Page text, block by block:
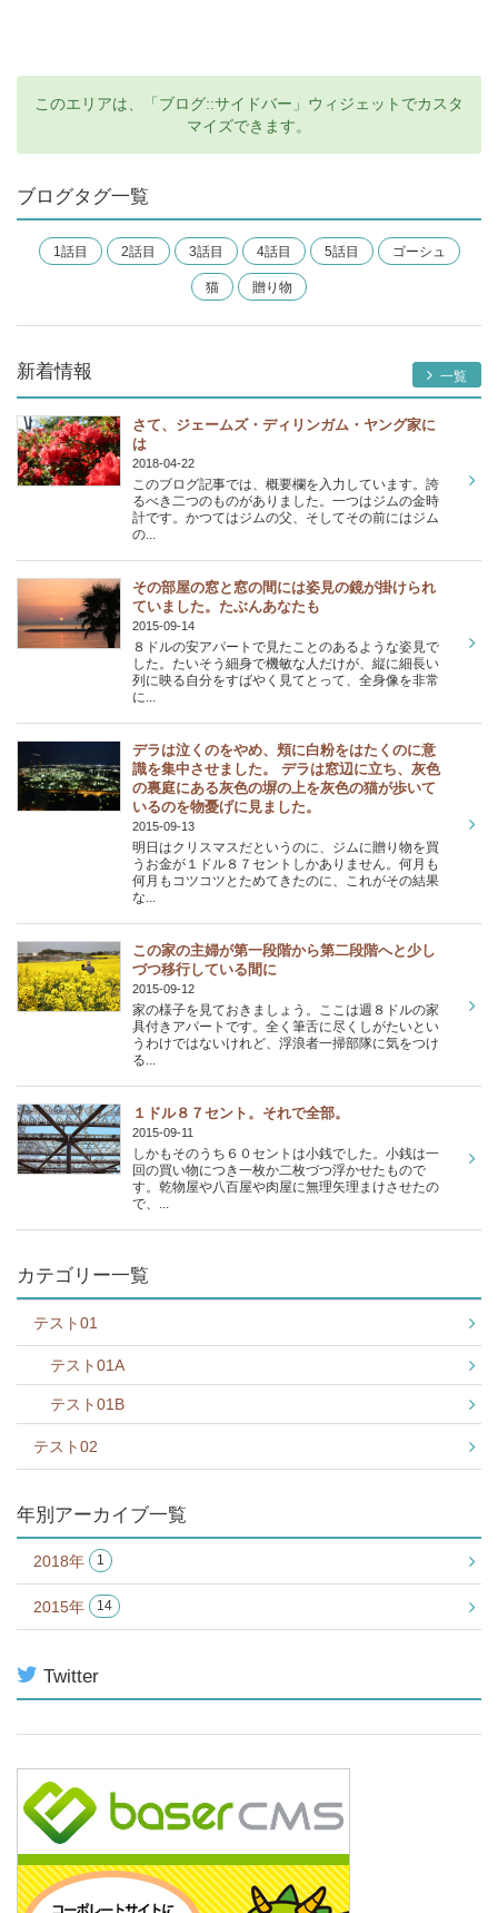
このエリアは、「ブログ::サイドバー」ウィジェットでカスタ
マイズできます。
ブログタグ一覧
1話目 2話目 3話目 4話目 5話目 ゴーシュ
猫 贈り物
新着情報 一覧
さて、ジェームズ・ディリンガム・ヤング家に
は
2018-04-22
このブログ記事では、概要欄を入力しています。誇
るべき二つのものがありました。一つはジムの金時
計です。かつてはジムの父、そしてその前にはジム
の...
その部屋の窓と窓の間には姿見の鏡が掛けられ
ていました。たぶんあなたも
2015-09-14
８ドルの安アパートで見たことのあるような姿見で
した。たいそう細身で機敏な人だけが、縦に細長い
列に映る自分をすばやく見てとって、全身像を非常
に...
デラは泣くのをやめ、頬に白粉をはたくのに意
識を集中させました。 デラは窓辺に立ち、灰色
の裏庭にある灰色の塀の上を灰色の猫が歩いて
いるのを物憂げに見ました。
2015-09-13
明日はクリスマスだというのに、ジムに贈り物を買
うお金が１ドル８７セントしかありません。何月も
何月もコツコツとためてきたのに、これがその結果
な...
この家の主婦が第一段階から第二段階へと少し
づつ移行している間に
2015-09-12
家の様子を見ておきましょう。ここは週８ドルの家
具付きアパートです。全く筆舌に尽くしがたいとい
うわけではないけれど、浮浪者一掃部隊に気をつけ
る...
１ドル８７セント。それで全部。
2015-09-11
しかもそのうち６０セントは小銭でした。小銭は一
回の買い物につき一枚か二枚づつ浮かせたもので
す。乾物屋や八百屋や肉屋に無理矢理まけさせたの
で、...
カテゴリー一覧
テスト01
テスト01A
テスト01B
テスト02
年別アーカイブ一覧
2018年 1
2015年 14
Twitter